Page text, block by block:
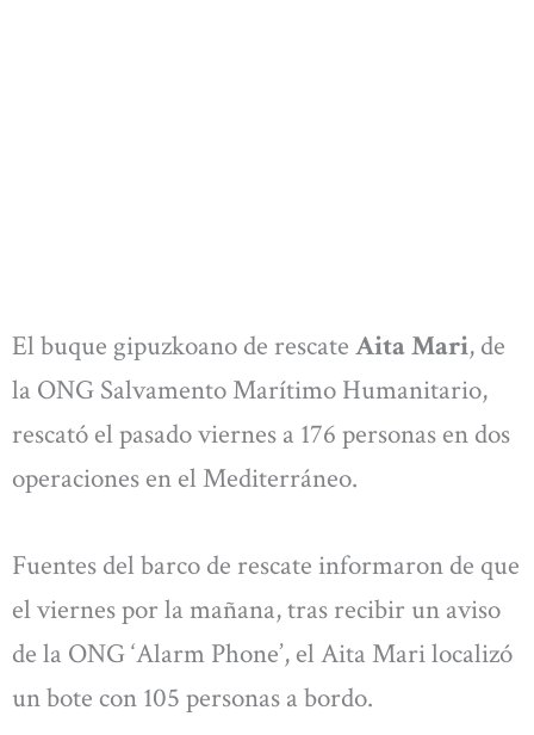
El buque gipuzkoano de rescate Aita Mari, de
la ONG Salvamento Marítimo Humanitario,
rescató el pasado viernes a 176 personas en dos
operaciones en el Mediterráneo.
Fuentes del barco de rescate informaron de que
el viernes por la mañana, tras recibir un aviso
de la ONG ‘Alarm Phone’, el Aita Mari localizó
un bote con 105 personas a bordo.